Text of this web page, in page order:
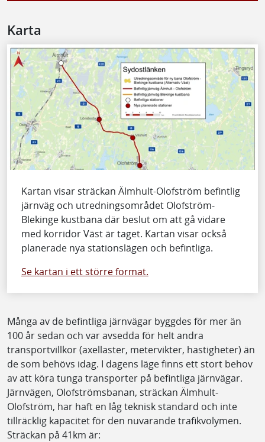
Karta
Kartan visar sträckan Älmhult-Olofström befintlig
järnväg och utredningsområdet Olofström-
Blekinge kustbana där beslut om att gå vidare
med korridor Väst är taget. Kartan visar också
planerade nya stationslägen och befintliga.
Se kartan i ett större format.
Många av de befintliga järnvägar byggdes för mer än
100 år sedan och var avsedda för helt andra
transportvillkor (axellaster, metervikter, hastigheter) än
de som behövs idag. I dagens läge finns ett stort behov
av att köra tunga transporter på befintliga järnvägar.
Järnvägen, Olofströmsbanan, sträckan Älmhult-
Olofström, har haft en låg teknisk standard och inte
tillräcklig kapacitet för den nuvarande trafikvolymen.
Sträckan på 41km är: